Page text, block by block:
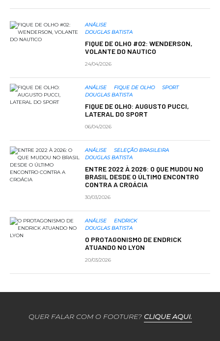
ANÁLISE
DOUGLAS BATISTA
FIQUE DE OLHO #02: WENDERSON,
VOLANTE DO NAUTICO
24/04/2026
ANÁLISE FIQUE DE OLHO
SPORT
DOUGLAS BATISTA
FIQUE DE OLHO: AUGUSTO PUCCI,
LATERAL DO SPORT
06/04/2026
ANÁLISE
SELEÇÃO BRASILEIRA
DOUGLAS BATISTA
ENTRE 2022 À 2026: O QUE MUDOU NO
BRASIL DESDE O ÚLTIMO ENCONTRO
CONTRA A CROÁCIA
30/03/2026
ANÁLISE
ENDRICK
DOUGLAS BATISTA
O PROTAGONISMO DE ENDRICK
ATUANDO NO LYON
20/03/2026
QUER FALAR COM O FOOTURE? CLIQUE AQUI.